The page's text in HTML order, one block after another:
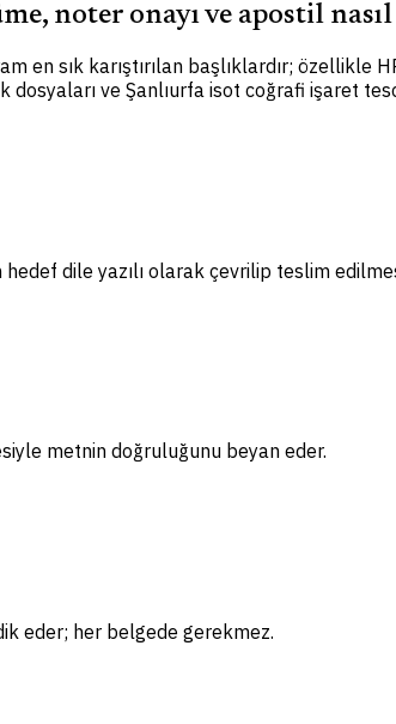
noter onayı ve apostil nasıl
en sık karıştırılan başlıklardır;
dosyaları ve Şanlıurfa isot coğrafi işaret
dile yazılı olarak çevrilip teslim
metnin doğruluğunu beyan eder.
eder; her belgede gerekmez.